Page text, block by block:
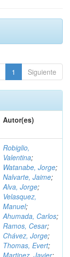
1 Siguiente
Autor(es)
Robiglio,
Valentina;
Watanabe, Jorge;
Nalvarte, Jaime;
Alva, Jorge;
Velasquez,
Manuel;
Ahumada, Carlos;
Ramos, Cesar;
Chávez, Jorge;
Thomas, Evert;
Martinez, Javier;